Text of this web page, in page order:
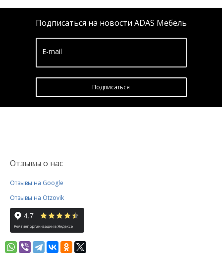
Подписаться на новости ADAS Мебель
E-mail
Подписатьcя
Отзывы о нас
Отзывы на Google
Отзывы на Otzovik